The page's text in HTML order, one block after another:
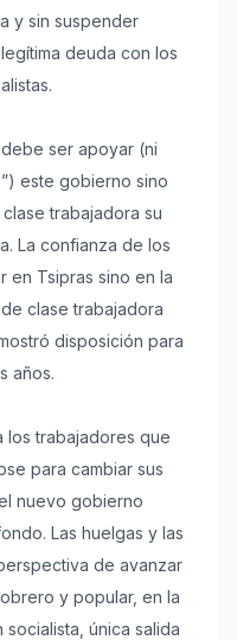
y sin suspender
deuda con los
ser apoyar (ni
este gobierno sino
trabajadora su
La confianza de los
en Tsipras sino en la
clase trabajadora
disposición para
años.
los trabajadores que
para cambiar sus
nuevo gobierno
Las huelgas y las
de avanzar
y popular, en la
única salida